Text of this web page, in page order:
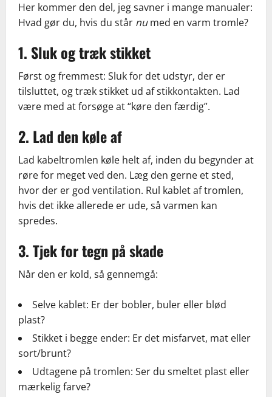
Her kommer den del, jeg savner i mange manualer:
Hvad gør du, hvis du står numed en varm tromle?
1. Sluk og træk stikket
Først og fremmest: Sluk for det udstyr, der er
tilsluttet, og træk stikket ud af stikkontakten. Lad
være med at forsøge at “køre den færdig”.
2. Lad den køle af
Lad kabeltromlen køle helt af, inden du begynder at
røre for meget ved den. Læg den gerne et sted,
hvor der er god ventilation. Rul kablet af tromlen,
hvis det ikke allerede er ude, så varmen kan
spredes.
3. Tjek for tegn på skade
Når den er kold, så gennemgå:
Selve kablet: Er der bobler, buler eller blød
plast?
Stikket i begge ender: Er det misfarvet, mat eller
sort/brunt?
Udtagene på tromlen: Ser du smeltet plast eller
mærkelig farve?